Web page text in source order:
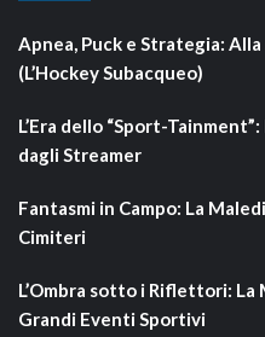
Apnea, Puck e Strategia:
(L’Hockey Subacqueo)
L’Era dello “Sport-
dagli Streamer
Fantasmi in Campo: La
Cimiteri
L’Ombra sotto i Riflettori:
Grandi Eventi Sportivi